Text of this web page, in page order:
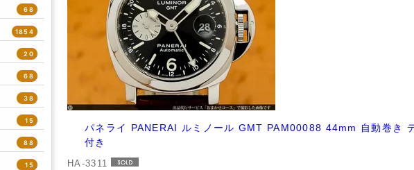
パネライ PANERAI ルミノール GMT PAM00088 44mm 自動巻き
付き
HA-3311
68
1854
20
68
38
15
88
15